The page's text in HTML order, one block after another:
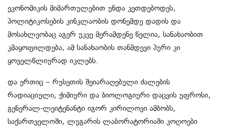
ეკონომიკის მიმართულებით უნდა კეთდებოდეს,
პოლიტიკოსების კინკლაობის დონემდე დადის და
მოსახლეობაც აგერ უკვე მერამდენე წელია, სანახაობით
კმაყოფილდება, ამ სანახაობის თანმდევი პური კი
ყოველწლიურად იკლებს.
და ერთიც – რუსეთის შეიარაღებული ძალების
რადიაციული, ქიმიური და ბიოლოგიური დაცვის უფროსი,
გენერალ-ლეიტენანტი იგორ კირილოვი ამბობს,
საქართველოში, ლუგარის ლაბორატორიაში კოღოები